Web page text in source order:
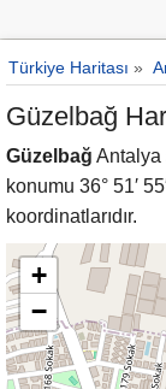
Türkiye Haritası »
Güzelbağ
Güzelbağ Antalya
konumu 36° 51′
koordinatlarıdır.
+
−